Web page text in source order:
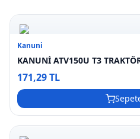
Kanuni
KANUNİ ATV150U T3
171,29 TL